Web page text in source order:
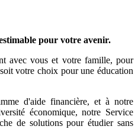
pour votre avenir.
avec vous et votre famille, pour
votre choix pour une éducation
d'aide financière, et à notre
économique, notre Service
de solutions pour étudier sans